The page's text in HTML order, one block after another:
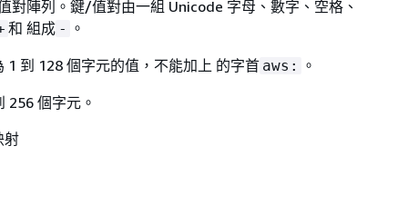
對陣列。鍵/值對由一組 Unicode 字母、數字、空格、
和 組成 - 。
1 到 128 個字元的值，不能加上 的字首 aws: 。
256 個字元。
射